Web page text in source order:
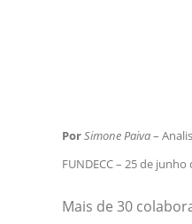
PorSimone Paiva–
FUNDECC – 25 de junho
Mais de 30